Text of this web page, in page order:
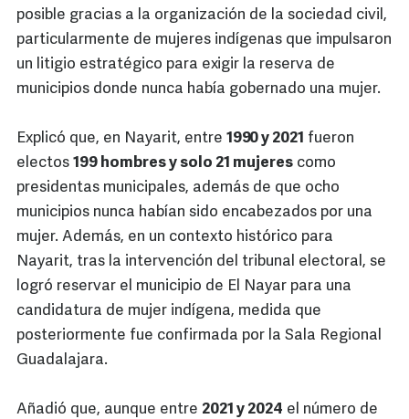
posible gracias a la organización de la sociedad civil,
particularmente de mujeres indígenas que impulsaron
un litigio estratégico para exigir la reserva de
municipios donde nunca había gobernado una mujer.
Explicó que, en Nayarit, entre 1990 y 2021 fueron
electos 199 hombres y solo 21 mujeres como
presidentas municipales, además de que ocho
municipios nunca habían sido encabezados por una
mujer. Además, en un contexto histórico para
Nayarit, tras la intervención del tribunal electoral, se
logró reservar el municipio de El Nayar para una
candidatura de mujer indígena, medida que
posteriormente fue confirmada por la Sala Regional
Guadalajara.
Añadió que, aunque entre 2021 y 2024 el número de